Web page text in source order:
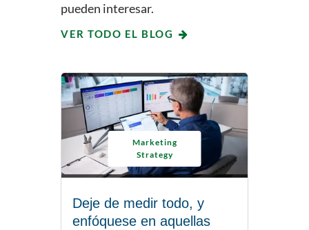
pueden interesar.
VER TODO EL BLOG
Marketing
Strategy
Deje de medir todo, y
enfóquese en aquellas